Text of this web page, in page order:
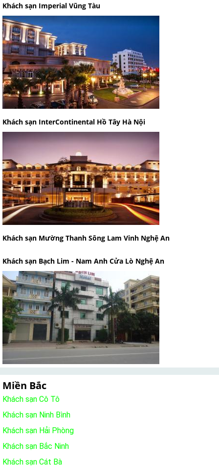
Khách sạn Imperial Vũng Tàu
Khách sạn InterContinental Hồ Tây Hà Nội
Khách sạn Mường Thanh Sông Lam Vinh Nghệ An
Khách sạn Bạch Lim - Nam Anh Cửa Lò Nghệ An
Miền Bắc
Khách sạn Cô Tô
Khách sạn Ninh Bình
Khách sạn Hải Phòng
Khách sạn Bắc Ninh
Khách sạn Cát Bà